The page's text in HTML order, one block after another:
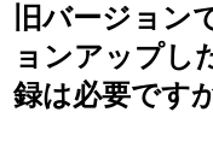
旧バージョン
ョンアップし
録は必要ですか